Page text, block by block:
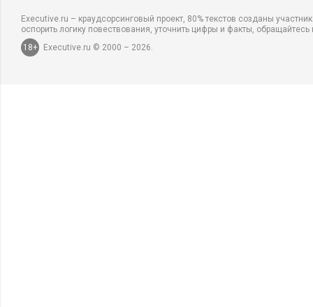
Executive.ru – краудсорсинговый проект, 80% текстов созданы
оспорить логику повествования, уточнить цифры и факты,
18+
Executive.ru © 2000 – 2026.